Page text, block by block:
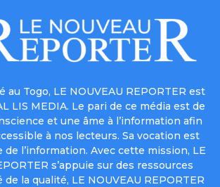
au Togo, LE NOUVEAU REPORTER est
LIS MEDIA. Le pari de ce média est de
et une âme à l’information afin
à nos lecteurs. Sa vocation est
de l’information. Avec cette mission, LE
s’appuie sur des ressources
la qualité, LE NOUVEAU REPORTER